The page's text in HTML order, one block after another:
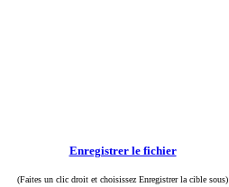
Enregistrer le fichier
(Faites un clic droit et choisissez Enregistrer la cible sous)